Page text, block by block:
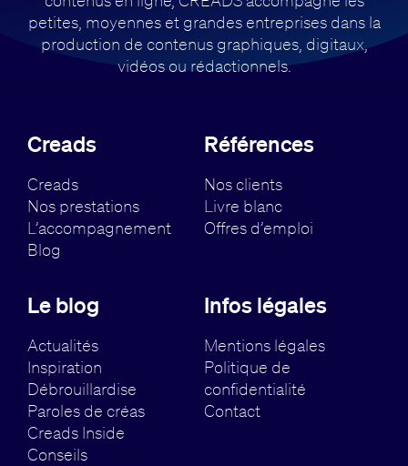
petites, moyennes et grandes entreprises dans la
production de contenus graphiques, digitaux,
vidéos ou rédactionnels.
Creads
Creads
Nos prestations
L’accompagnement
Blog
Références
Nos clients
Livre blanc
Offres d’emploi
Le blog
Actualités
Inspiration
Débrouillardise
Paroles de créas
Creads Inside
Conseils
Infos légales
Mentions légales
Politique de
confidentialité
Contact